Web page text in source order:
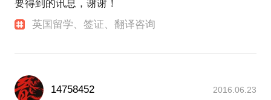
要得到的讯息，谢谢！
英国留学、签证、翻译咨询
14758452 2016.06.23